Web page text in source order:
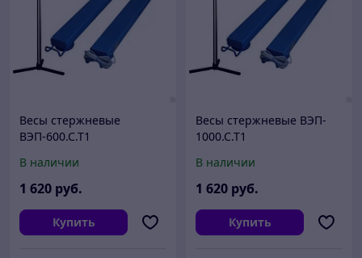
Весы стержневые
ВЭП-600.С.Т1
В наличии
1 620 руб.
Купить
Весы стержневые ВЭП-
1000.С.Т1
В наличии
1 620 руб.
Купить